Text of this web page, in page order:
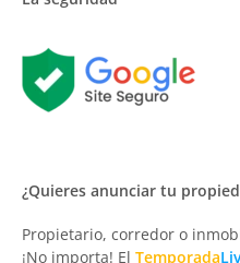
¿Quieres anunciar tu
Propietario, corredor o
¡No importa! El Temporada